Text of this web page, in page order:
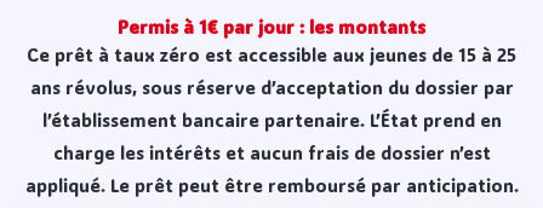
Permis à 1€ par jour : les montants
Ce prêt à taux zéro est accessible aux jeunes de 15 à 25
ans révolus, sous réserve d’acceptation du dossier par
l’établissement bancaire partenaire. L’État prend en
charge les intérêts et aucun frais de dossier n’est
appliqué. Le prêt peut être remboursé par anticipation.